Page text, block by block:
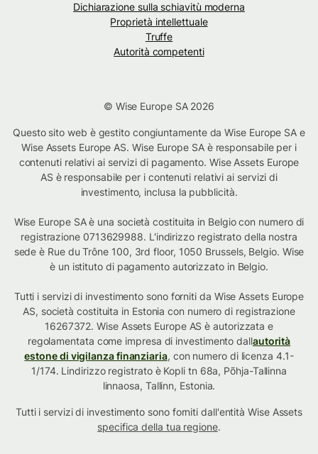
Dichiarazione sulla schiavitù moderna
Proprietà intellettuale
Truffe
Autorità competenti
© Wise Europe SA 2026
Questo sito web è gestito congiuntamente da Wise Europe SA e
Wise Assets Europe AS. Wise Europe SA è responsabile per i
contenuti relativi ai servizi di pagamento. Wise Assets Europe
AS è responsabile per i contenuti relativi ai servizi di
investimento, inclusa la pubblicità.
Wise Europe SA è una società costituita in Belgio con numero di
registrazione 0713629988. L'indirizzo registrato della nostra
sede è Rue du Trône 100, 3rd floor, 1050 Brussels, Belgio. Wise
è un istituto di pagamento autorizzato in Belgio.
Tutti i servizi di investimento sono forniti da Wise Assets Europe
AS, società costituita in Estonia con numero di registrazione
16267372. Wise Assets Europe AS è autorizzata e
regolamentata come impresa di investimento dallautorità
estone di vigilanza finanziaria, con numero di licenza 4.1-
1/174. Lindirizzo registrato è Kopli tn 68a, Põhja-Tallinna
linnaosa, Tallinn, Estonia.
Tutti i servizi di investimento sono forniti dall'entità Wise Assets
specifica della tua regione.